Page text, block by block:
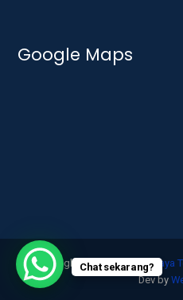
Google Maps
© Copyright 2026CV. Aneka Jaya
Dev by
Chat sekarang?